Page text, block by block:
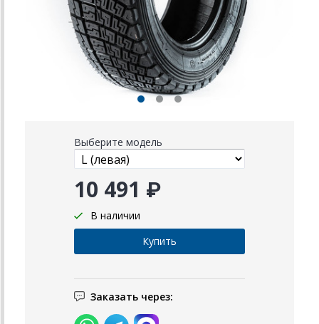
Выберите модель
10 491 ₽
В наличии
Заказать через: